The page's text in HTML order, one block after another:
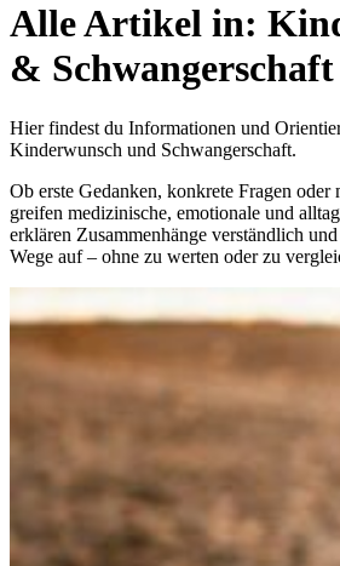
Alle Artikel in:
& Schwangerschaft
Hier findest du Informationen und
Kinderwunsch und Schwangerschaft.
Ob erste Gedanken, konkrete Fragen
greifen medizinische, emotionale und
erklären Zusammenhänge verständlich
Wege auf – ohne zu werten oder zu